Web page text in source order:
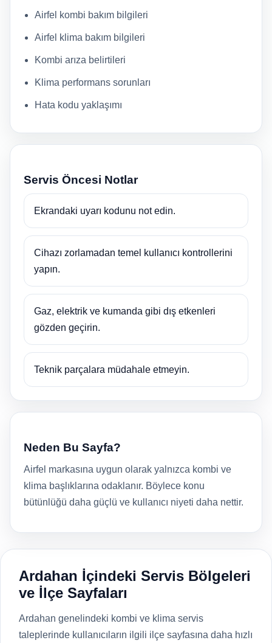
Airfel kombi bakım bilgileri
Airfel klima bakım bilgileri
Kombi arıza belirtileri
Klima performans sorunları
Hata kodu yaklaşımı
Servis Öncesi Notlar
Ekrandaki uyarı kodunu not edin.
Cihazı zorlamadan temel kullanıcı kontrollerini
yapın.
Gaz, elektrik ve kumanda gibi dış etkenleri
gözden geçirin.
Teknik parçalara müdahale etmeyin.
Neden Bu Sayfa?
Airfel markasına uygun olarak yalnızca kombi ve
klima başlıklarına odaklanır. Böylece konu
bütünlüğü daha güçlü ve kullanıcı niyeti daha nettir.
Ardahan İçindeki Servis Bölgeleri
ve İlçe Sayfaları
Ardahan genelindeki kombi ve klima servis
taleplerinde kullanıcıların ilgili ilçe sayfasına daha hızlı